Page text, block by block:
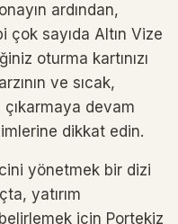
ardından,
çok sayıda Altın Vize
oturma kartınızı
ve sıcak,
çıkarmaya devam
dikkat edin.
yönetmek bir dizi
yatırım
için Portekiz